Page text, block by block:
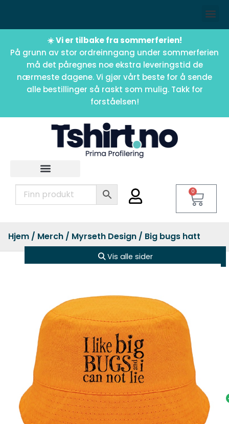
☀️ Vi er tilbake fra sommerferien!
På grunn av stor ordreinngang under sommerferien
må det påregnes noe ekstra leveringstid de
nærmeste dagene. Vi gjør vårt beste for å sende
alle bestillinger så raskt som mulig. Takk for
forståelsen!
0
Hjem / Merch / Myrseth Design / Big bugs hatt
Vis alle sider